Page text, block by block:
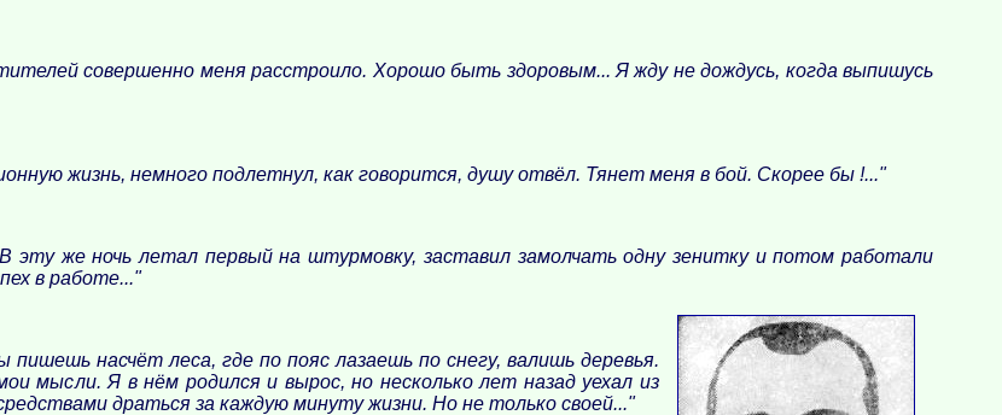
совершенно меня расстроило. Хорошо быть здоровым... Я жду не дождусь, когда выпишусь
жизнь, немного подлетнул, как говорится, душу отвёл. Тянет меня в бой. Скорее бы !..."
же ночь летал первый на штурмовку, заставил замолчать одну зенитку и потом работали
в работе..."
насчёт леса, где по пояс лазаешь по снегу, валишь деревья.
мысли. Я в нём родился и вырос, но несколько лет назад уехал из
драться за каждую минуту жизни. Но не только своей..."